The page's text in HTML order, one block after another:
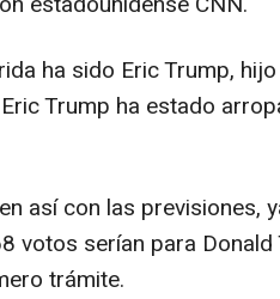
ha sido Eric Trump,
Trump ha estado
así con las previsiones,
votos serían para Donald
trámite.